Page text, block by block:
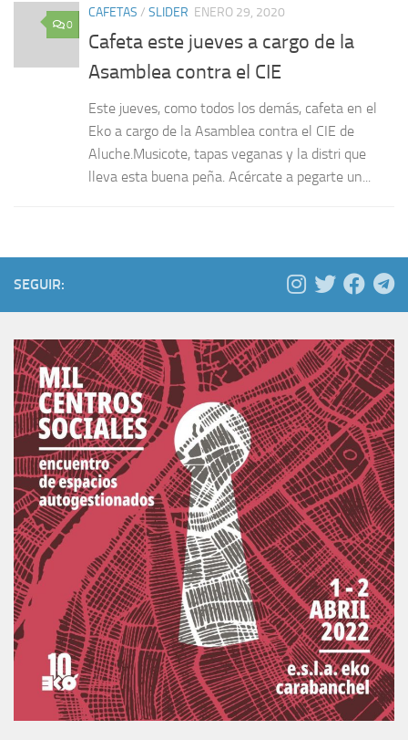
0
CAFETAS / SLIDER ENERO 29, 2020
Cafeta este jueves a cargo de la
Asamblea contra el CIE
Este jueves, como todos los demás, cafeta en el
Eko a cargo de la Asamblea contra el CIE de
Aluche.Musicote, tapas veganas y la distri que
lleva esta buena peña. Acércate a pegarte un...
SEGUIR: